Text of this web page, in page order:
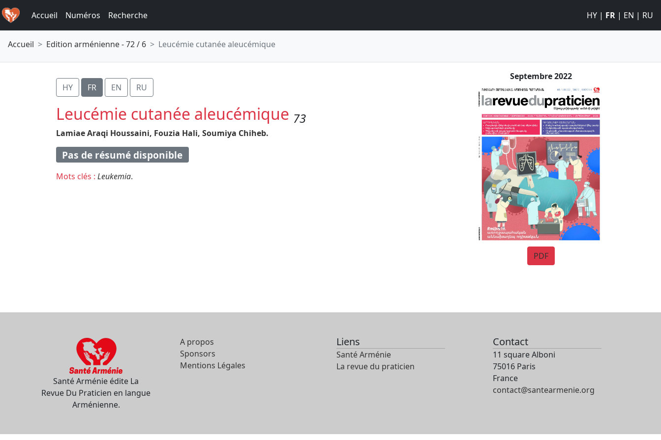
Accueil Numéros Recherche HY | FR | EN | RU
Accueil Edition arménienne - 72 / 6 Leucémie cutanée aleucémique
HY FR EN RU
Leucémie cutanée aleucémique 73
Lamiae Araqi Houssaini, Fouzia Hali, Soumiya Chiheb.
Pas de résumé disponible
Mots clés : Leukemia.
Septembre 2022
PDF
Santé Arménie édite La
Revue Du Praticien en langue
Arménienne.
A propos
Sponsors
Mentions Légales
Liens
Santé Arménie
La revue du praticien
Contact
11 square Alboni
75016 Paris
France
contact@santearmenie.org